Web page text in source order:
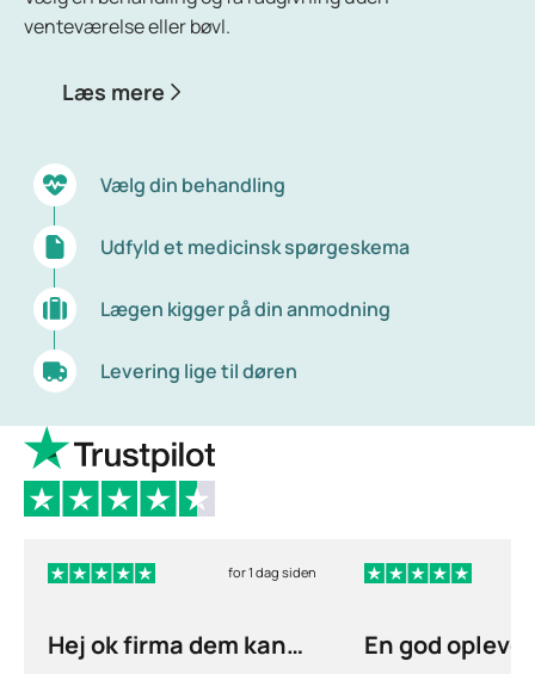
venteværelse eller bøvl.
Læs mere
Vælg din behandling
Udfyld et medicinsk spørgeskema
Lægen kigger på din anmodning
Levering lige til døren
for 1 dag siden
Hej ok firma dem kan
En god